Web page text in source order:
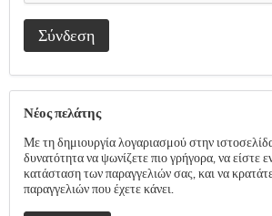
Σύνδεση
Νέος πελάτης
Με τη δημιουργία λογαριασμού στην
δυνατότητα να ψωνίζετε πιο γρήγορα, να είστε
κατάσταση των παραγγελιών σας, και να
παραγγελιών που έχετε κάνει.